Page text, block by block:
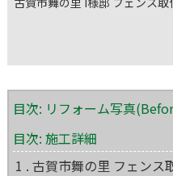
目次: リフォーム写真
目次: 施工詳細
1 . 古賀市舞の里 フェンス